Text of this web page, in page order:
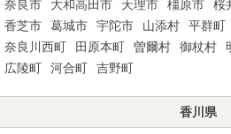
奈良市 大和高田市 天理市 橿原市 桜
香芝市
葛城市 宇陀市 山添村 平群町
奈良川西町
田原本町 曽爾村 御杖村
広陵町
河合町 吉野町
香川県